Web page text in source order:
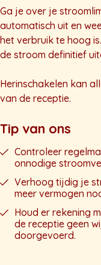
Ga je over je
automatisch uit en
het verbruik te hoog
de stroom definitief
Herinschakelen kan
van de receptie.
Tip van ons
Controleer
onnodige
Verhoog tijdig je
meer vermogen
Houd er rekening
de receptie geen
doorgevoerd.